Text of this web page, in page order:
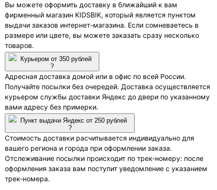
Вы можете оформить доставку в ближайший к вам
фирменный магазин KIDSBIK, который является пунктом
выдачи заказов интернет-магазина. Если сомневаетесь в
размере или цвете, вы можете заказать сразу несколько
товаров.
Курьером от 350 рублей
?
Адресная доставка домой или в офис по всей России.
Получайте посылки без очередей. Доставка осуществляется
курьером службы доставки Яндекс до двери по указанному
вами адресу без примерки.
Пункт выдачи Яндекс от 250 рублей
?
Стоимость доставки расчитывается индивидуально для
вашего региона и города при оформлении заказа.
Отслеживание посылки происходит по трек-номеру: после
оформления заказа вам поступит уведомление с указанием
трек-номера.